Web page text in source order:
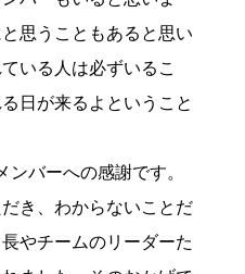
思うこともあると思い
いる人は必ずいるこ
日が来るよということ
バーへの感謝です。
き、わからないことだ
やチームのリーダーた